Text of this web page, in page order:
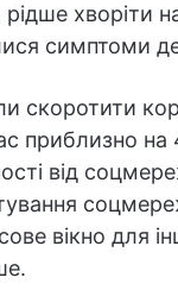
хворіти
симптоми
скоротити
приблизно на
від
вікно для